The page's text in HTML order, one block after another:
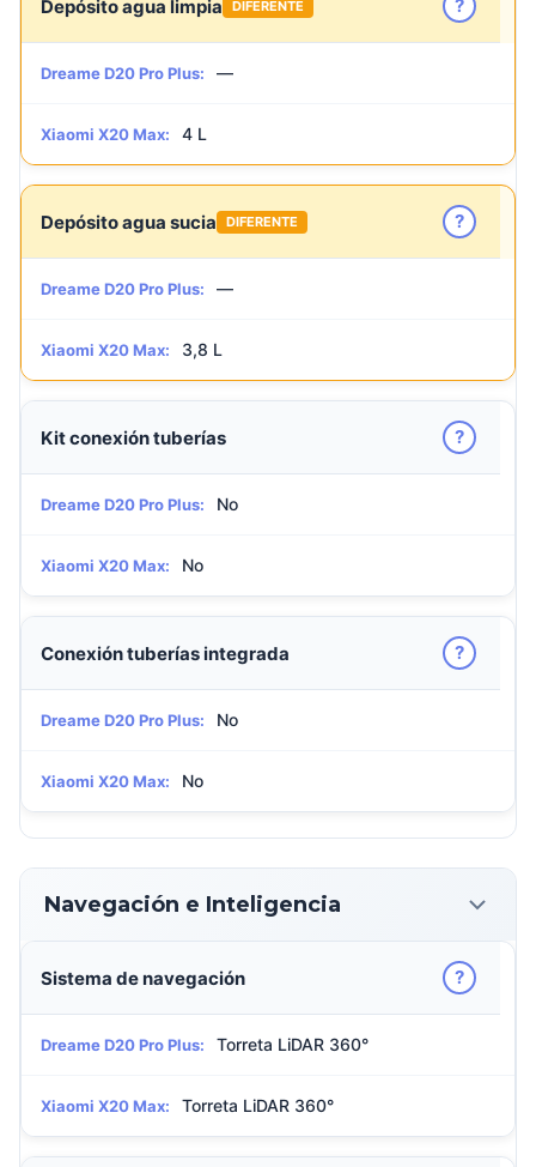
Depósito agua limpia DIFERENTE ?
Dreame D20 Pro Plus: —
Xiaomi X20 Max: 4 L
Depósito agua sucia DIFERENTE ?
Dreame D20 Pro Plus: —
Xiaomi X20 Max: 3,8 L
Kit conexión tuberías ?
Dreame D20 Pro Plus: No
Xiaomi X20 Max: No
Conexión tuberías integrada ?
Dreame D20 Pro Plus: No
Xiaomi X20 Max: No
Navegación e Inteligencia
Sistema de navegación ?
Dreame D20 Pro Plus: Torreta LiDAR 360°
Xiaomi X20 Max: Torreta LiDAR 360°